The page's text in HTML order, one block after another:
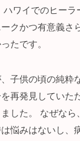
ハワイでのヒーラ
クかつ有意義さ
たです。
子供の頃の純粋
再発見していた
した。
なぜなら
悩みはないし、